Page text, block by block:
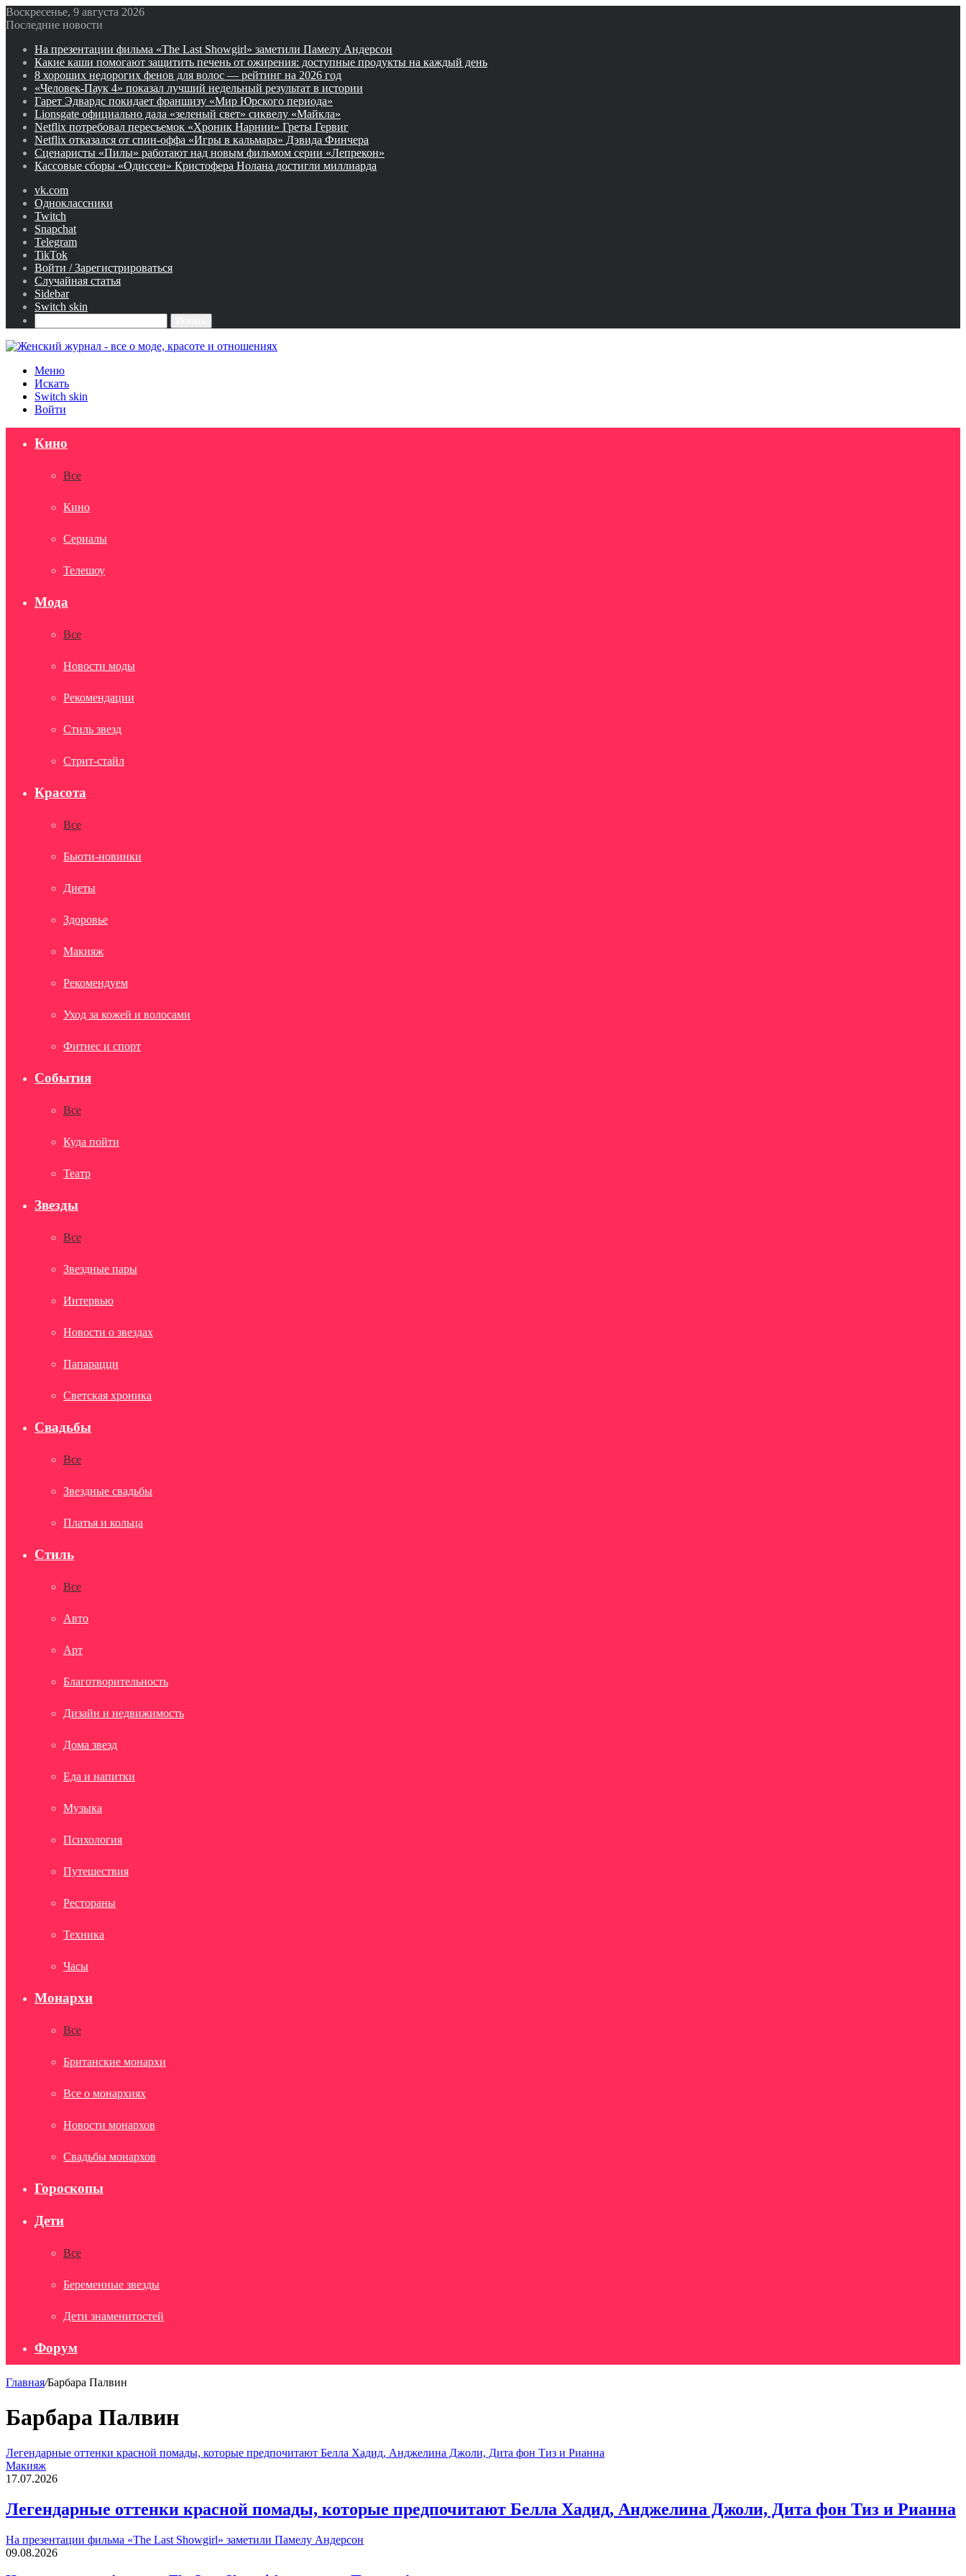
Воскресенье, 9 августа 2026
Последние новости
На презентации фильма «The Last Showgirl» заметили Памелу Андерсон
Какие каши помогают защитить печень от ожирения: доступные продукты на каждый день
8 хороших недорогих фенов для волос — рейтинг на 2026 год
«Человек-Паук 4» показал лучший недельный результат в истории
Гарет Эдвардс покидает франшизу «Мир Юрского периода»
Lionsgate официально дала «зеленый свет» сиквелу «Майкла»
Netflix потребовал пересъемок «Хроник Нарнии» Греты Гервиг
Netflix отказался от спин-оффа «Игры в кальмара» Дэвида Финчера
Сценаристы «Пилы» работают над новым фильмом серии «Лепрекон»
Кассовые сборы «Одиссеи» Кристофера Нолана достигли миллиарда
vk.com
Одноклассники
Twitch
Snapchat
Telegram
TikTok
Войти / Зарегистрироваться
Случайная статья
Sidebar
Switch skin
Меню
Искать
Switch skin
Войти
Кино
Все
Кино
Сериалы
Телешоу
Мода
Все
Новости моды
Рекомендации
Стиль звезд
Стрит-стайл
Красота
Все
Бьюти-новинки
Диеты
Здоровье
Макияж
Рекомендуем
Уход за кожей и волосами
Фитнес и спорт
События
Все
Куда пойти
Театр
Звезды
Все
Звездные пары
Интервью
Новости о звездах
Папарацци
Светская хроника
Свадьбы
Все
Звездные свадьбы
Платья и кольца
Стиль
Все
Авто
Арт
Благотворительность
Дизайн и недвижимость
Дома звезд
Еда и напитки
Музыка
Психология
Путешествия
Рестораны
Техника
Часы
Монархи
Все
Британские монархи
Все о монархиях
Новости монархов
Свадьбы монархов
Гороскопы
Дети
Все
Беременные звезды
Дети знаменитостей
Форум
Главная/Барбара Палвин
Барбара Палвин
Легендарные оттенки красной помады, которые предпочитают Белла Хадид, Анджелина Джоли, Дита фон Тиз и Рианна
Макияж
17.07.2026
Легендарные оттенки красной помады, которые предпочитают Белла Хадид, Анджелина Джоли, Дита фон Тиз и Рианна
На презентации фильма «The Last Showgirl» заметили Памелу Андерсон
09.08.2026